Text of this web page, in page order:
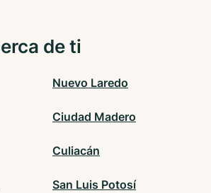
de ti
Nuevo Laredo
Ciudad Madero
Culiacán
San Luis Potosí